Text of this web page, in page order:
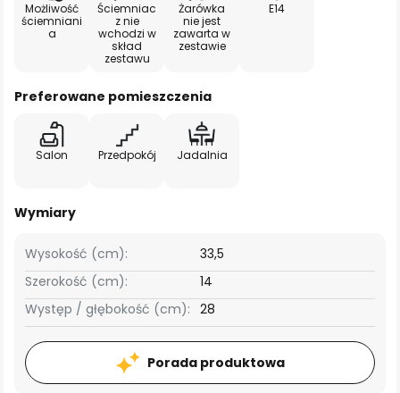
Możliwość
ściemniani
a
Ściemniac
z nie
wchodzi w
skład
zestawu
Żarówka
nie jest
zawarta w
zestawie
E14
Preferowane pomieszczenia
Salon Przedpokój Jadalnia
Wymiary
Szerokość (cm): 14
Wysokość (cm): 33,5
Występ / głębokość (cm): 28
Porada produktowa